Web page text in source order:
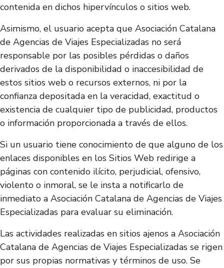
contenida en dichos hipervínculos o sitios web.
Asimismo, el usuario acepta que Asociación Catalana
de Agencias de Viajes Especializadas no será
responsable por las posibles pérdidas o daños
derivados de la disponibilidad o inaccesibilidad de
estos sitios web o recursos externos, ni por la
confianza depositada en la veracidad, exactitud o
existencia de cualquier tipo de publicidad, productos
o información proporcionada a través de ellos.
Si un usuario tiene conocimiento de que alguno de los
enlaces disponibles en los Sitios Web redirige a
páginas con contenido ilícito, perjudicial, ofensivo,
violento o inmoral, se le insta a notificarlo de
inmediato a Asociación Catalana de Agencias de Viajes
Especializadas para evaluar su eliminación.
Las actividades realizadas en sitios ajenos a Asociación
Catalana de Agencias de Viajes Especializadas se rigen
por sus propias normativas y términos de uso. Se